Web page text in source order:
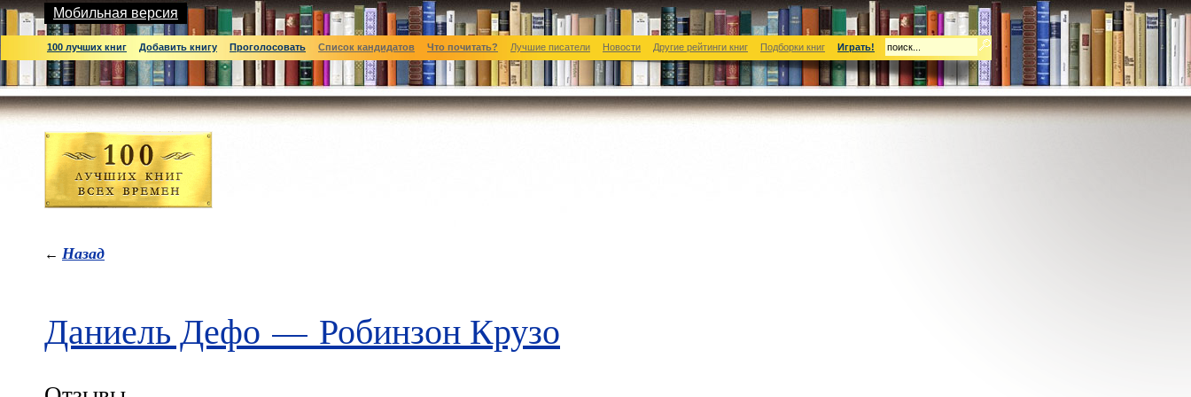
Мобильная версия
100 лучших книг Добавить книгу Проголосовать Список кандидатов Что почитать? Лучшие писатели Новости Другие рейтинги книг Подборки книг Играть!
← Назад
Даниель Дефо — Робинзон Крузо